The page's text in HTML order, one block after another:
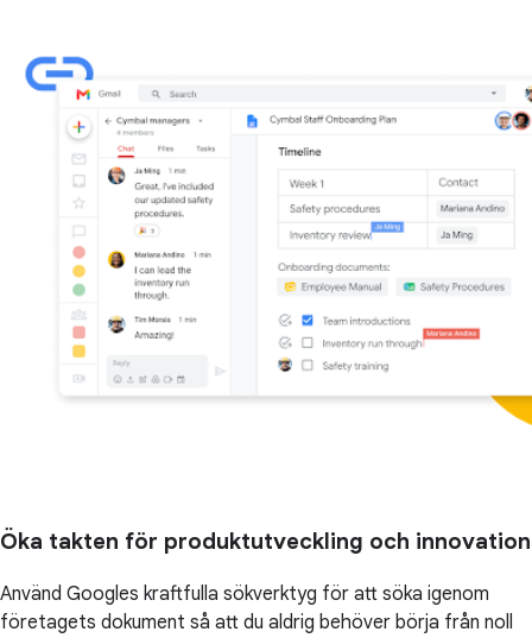
Öka takten för produktutveckling och innovation
Använd Googles kraftfulla sökverktyg för att söka igenom
företagets dokument så att du aldrig behöver börja från noll